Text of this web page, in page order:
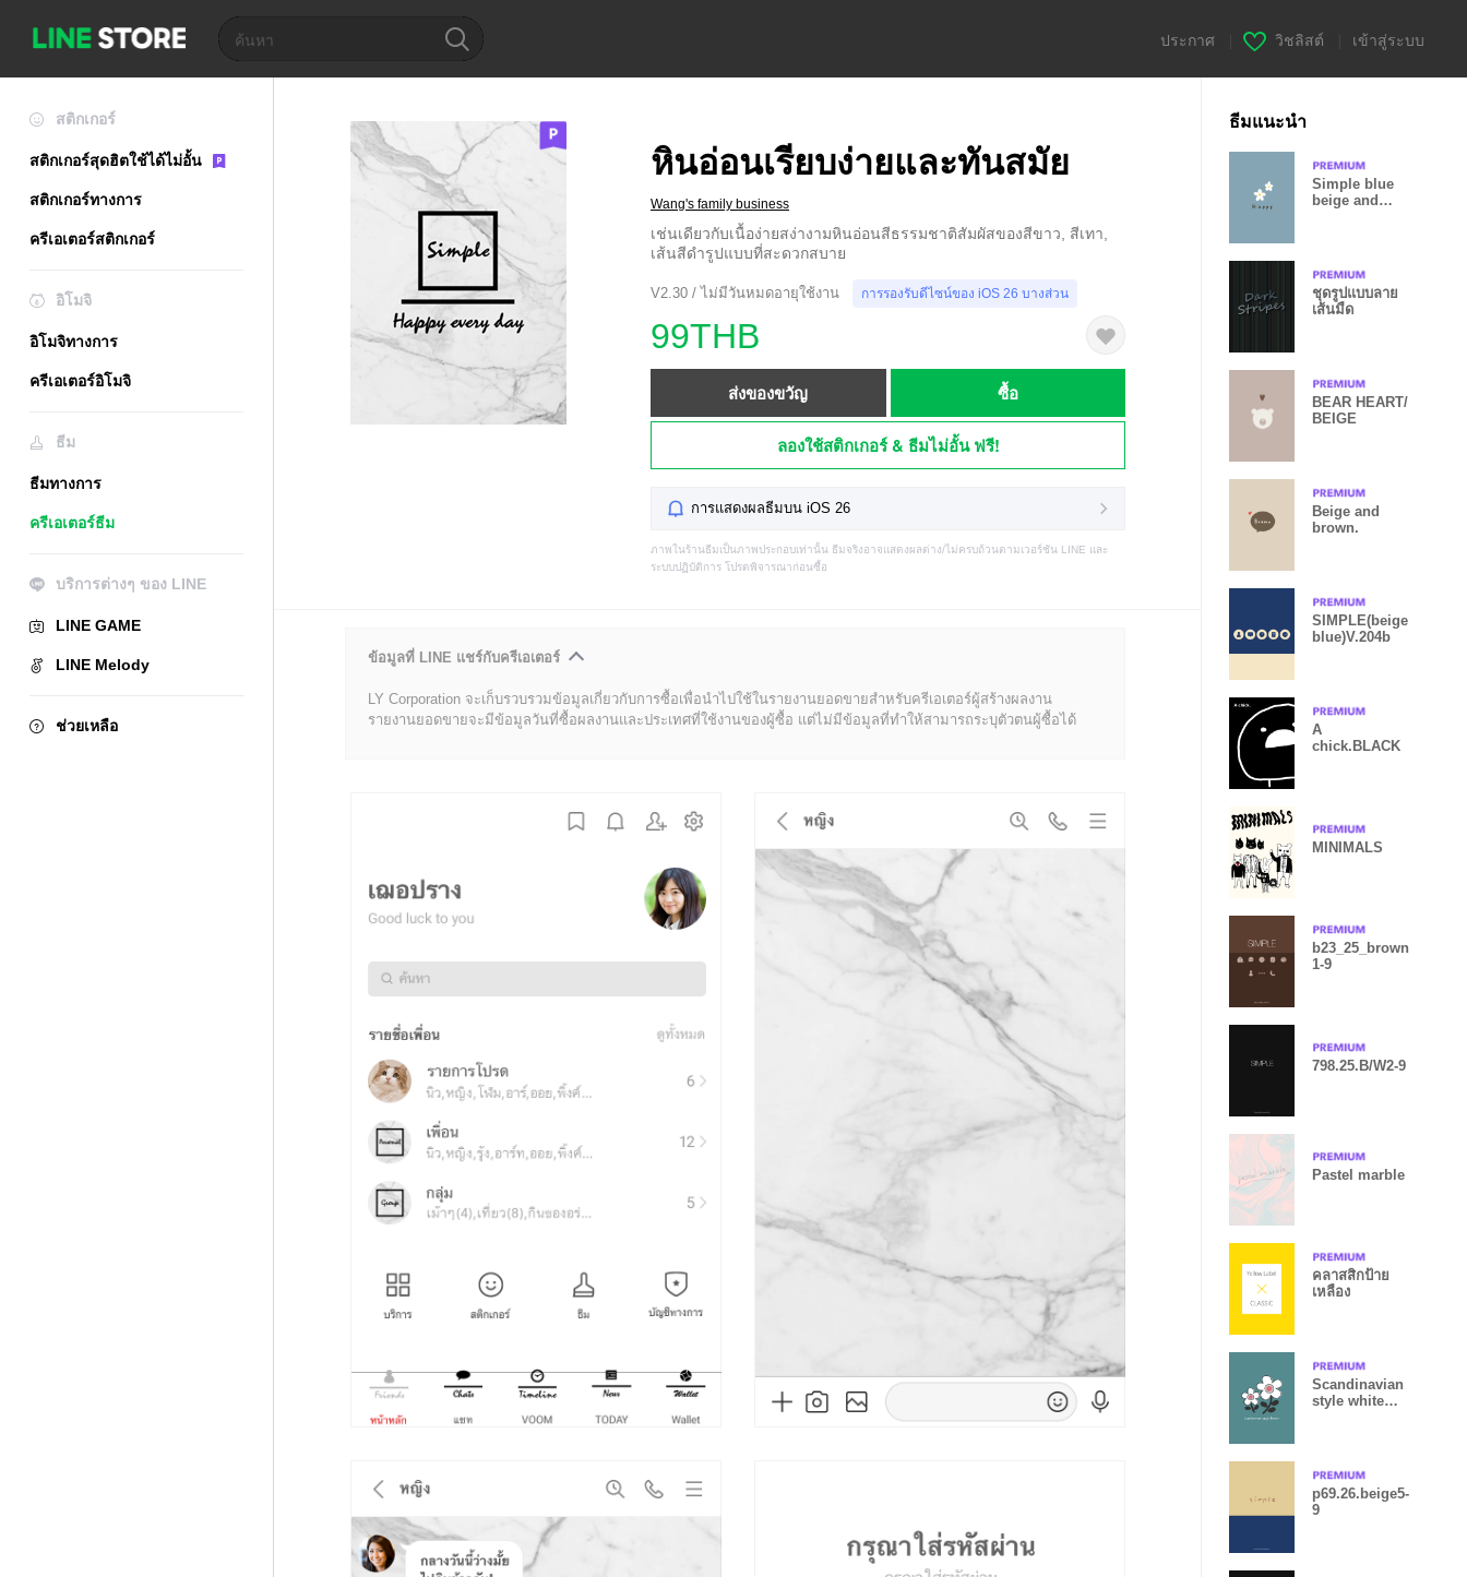
ประกาศ วิชลิสต์ เข้าสู่ระบบ
สติกเกอร์
สติกเกอร์สุดฮิตใช้ได้ไม่อั้น
สติกเกอร์ทางการ
ครีเอเตอร์สติกเกอร์
อิโมจิ
อิโมจิทางการ
ครีเอเตอร์อิโมจิ
ธีม
ธีมทางการ
ครีเอเตอร์ธีม
บริการต่างๆ ของ LINE
LINE GAME
LINE Melody
ช่วยเหลือ
หินอ่อนเรียบง่ายและทันสมัย
Wang's family business
เช่นเดียวกับเนื้อง่ายสง่างามหินอ่อนสีธรรมชาติสัมผัสของสีขาว, สีเทา,
เส้นสีดำรูปแบบที่สะดวกสบาย
V2.30 / ไม่มีวันหมดอายุใช้งาน การรองรับดีไซน์ของ iOS 26 บางส่วน
99THB
ส่งของขวัญ ซื้อ
ลองใช้สติกเกอร์ & ธีมไม่อั้น ฟรี!
การแสดงผลธีมบน iOS 26
ภาพในร้านธีมเป็นภาพประกอบเท่านั้น ธีมจริงอาจแสดงผลต่าง/ไม่ครบถ้วนตามเวอร์ชัน LINE และ
ระบบปฏิบัติการ โปรดพิจารณาก่อนซื้อ
ข้อมูลที่ LINE แชร์กับครีเอเตอร์
LY Corporation จะเก็บรวบรวมข้อมูลเกี่ยวกับการซื้อเพื่อนำไปใช้ในรายงานยอดขายสำหรับครีเอเตอร์ผู้สร้างผลงาน
รายงานยอดขายจะมีข้อมูลวันที่ซื้อผลงานและประเทศที่ใช้งานของผู้ซื้อ แต่ไม่มีข้อมูลที่ทำให้สามารถระบุตัวตนผู้ซื้อได้
ธีมแนะนำ
Simple blue
beige and
ชุดรูปแบบลาย
เส้นมืด
BEAR HEART/
BEIGE
Beige and
brown.
SIMPLE(beige
blue)V.204b
A
chick.BLACK
MINIMALS
b23_25_brown
1-9
798.25.B/W2-9
Pastel marble
คลาสสิกป้าย
เหลือง
Scandinavian
style white
p69.26.beige5-
9